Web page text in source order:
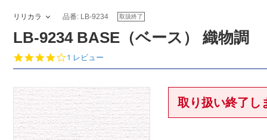
リリカラ 品番: LB-9234 取扱終了
LB-9234 BASE（ベース） 織物調
4.
0
t
a
r
r
a
t
1 レビュー
取り扱い終了し